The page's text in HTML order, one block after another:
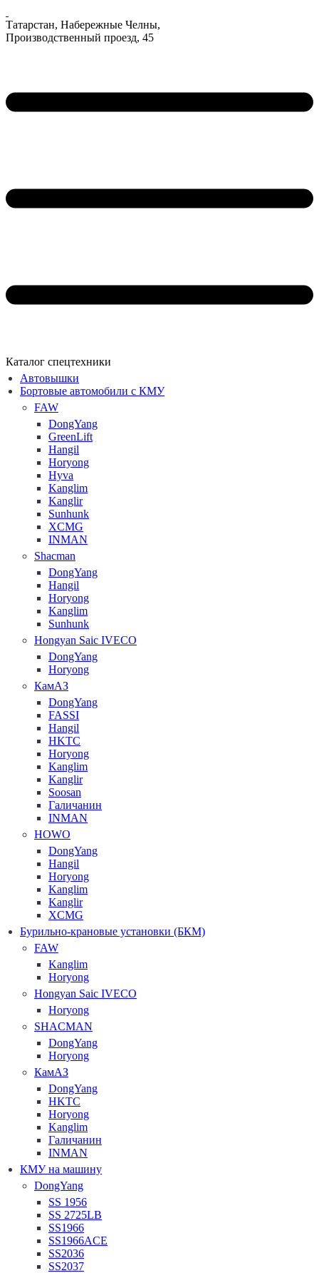
Татарстан, Набережные Челны,
Производственный проезд, 45
Каталог спецтехники
Автовышки
Бортовые автомобили с КМУ
FAW
DongYang
GreenLift
Hangil
Horyong
Hyva
Kanglim
Kanglir
Sunhunk
XCMG
INMAN
Shacman
DongYang
Hangil
Horyong
Kanglim
Sunhunk
Hongyan Saic IVECO
DongYang
Horyong
КамАЗ
DongYang
FASSI
Hangil
HKTC
Horyong
Kanglim
Kanglir
Soosan
Галичанин
INMAN
HOWO
DongYang
Hangil
Horyong
Kanglim
Kanglir
XCMG
Бурильно-крановые установки (БКМ)
FAW
Kanglim
Horyong
Hongyan Saic IVECO
Horyong
SHACMAN
DongYang
Horyong
КамАЗ
DongYang
HKTC
Horyong
Kanglim
Галичанин
INMAN
КМУ на машину
DongYang
SS 1956
SS 2725LB
SS1966
SS1966ACE
SS2036
SS2037